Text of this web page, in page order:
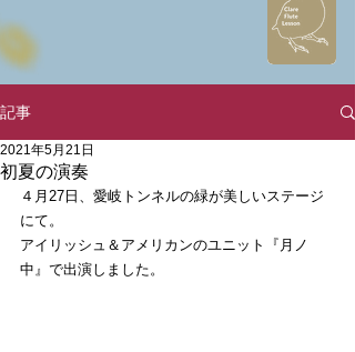
記事
初夏の演奏
2021年5月21日
４月27日、愛岐トンネルの緑が美しいステージ
にて。
アイリッシュ＆アメリカンのユニット『月ノ
中』で出演しました。